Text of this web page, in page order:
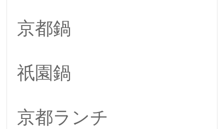
京都鍋
祇園鍋
京都ランチ